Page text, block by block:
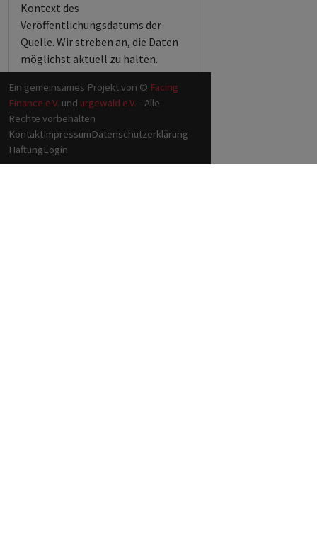
Kontext des
Veröffentlichungsdatums der
Quelle. Wir streben an, die Daten
möglichst aktuell zu halten.
Ein gemeinsames Projekt von © Facing
Finance e.V. und urgewald e.V. - Alle
Rechte vorbehalten
KontaktImpressumDatenschutzerklärung
HaftungLogin